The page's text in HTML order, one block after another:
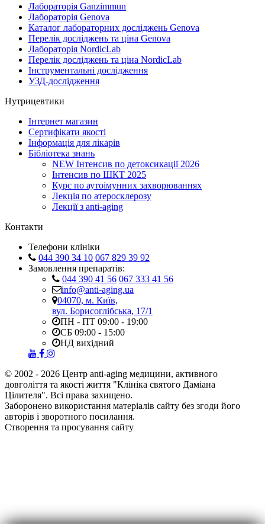
Лабораторія Ganzimmun
Лабораторія Genova
Каталог лабораторних досліджень Genova
Перелік досліджень та ціна Genova
Лабораторія NordicLab
Перелік досліджень та ціна NordicLab
Інструментальні дослідження
УЗД-дослідження
Нутрицевтики
Інтернет магазин
Сертифікати якості
Інформація для лікарів
Бібліотека знань
NEW Інтенсив по детоксикації 2026
Інтенсив по ШКТ 2025
Курс по аутоімунних захворюваннях
Лекція по атеросклерозу
Лекції з anti-aging
Контакти
Телефони клініки
044 390 34 10 067 829 39 92
Замовлення препаратів:
044 390 41 56 067 333 41 56
info@anti-aging.ua
04070, м. Київ,
вул. Борисоглібська, 17/1
ПН - ПТ 09:00 - 19:00
СБ 09:00 - 15:00
НД вихідний
© 2002 - 2026 Центр anti-aging медицини, активного
довголіття та якості життя "Клініка святого Даміана
Цілителя". Всі права захищено.
Заборонено використання матеріалів сайту без згоди його
авторів і зворотного посилання.
Створення та просування сайту